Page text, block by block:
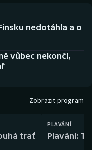
nedotáhla a o
vůbec nekončí,
Zobrazit program
trať
PLAVÁNÍ
Plavání: